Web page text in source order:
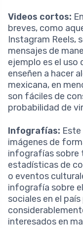
Videos cortos:
breves, como
Instagram Reels,
mensajes de
ejemplo es el
enseñen a hacer
mexicana, en
son fáciles de
probabilidad de
Infografías:
imágenes de
infografías sobre
estadísticas de
o eventos
infografía sobre
sociales en el
interesados en